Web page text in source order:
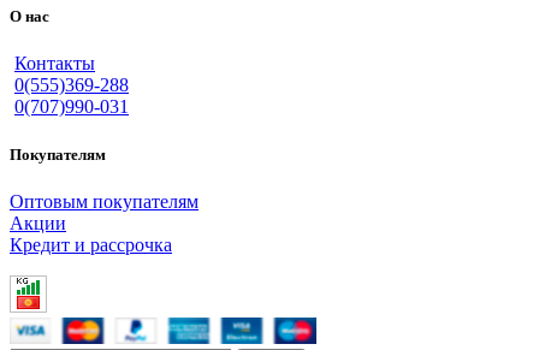
О нас
Контакты
0(555)369-288
0(707)990-031
Покупателям
Оптовым покупателям
Акции
Кредит и рассрочка